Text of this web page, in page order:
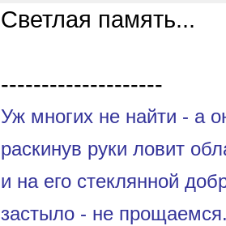
Светлая память...
--------------------
Уж многих не найти - а
раскинув руки ловит
и на его стеклянной
застыло - не